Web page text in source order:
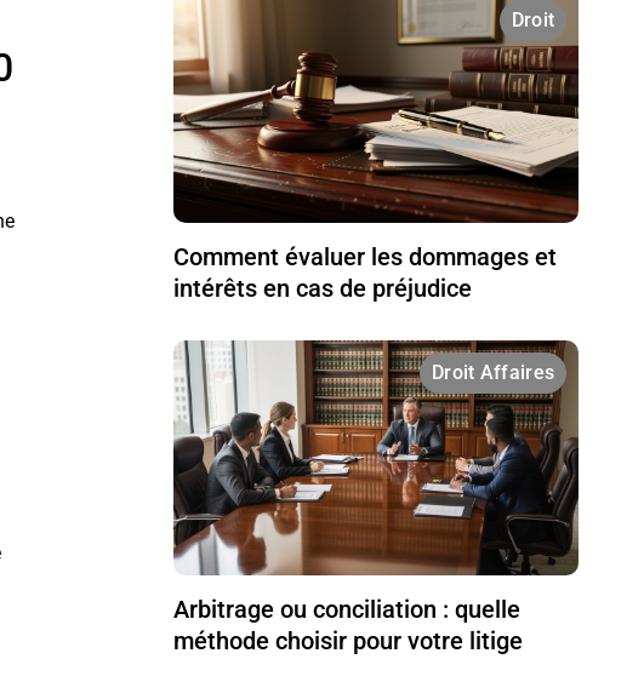
Droit
Comment évaluer les dommages et
intérêts en cas de préjudice
Droit Affaires
Arbitrage ou conciliation : quelle
méthode choisir pour votre litige